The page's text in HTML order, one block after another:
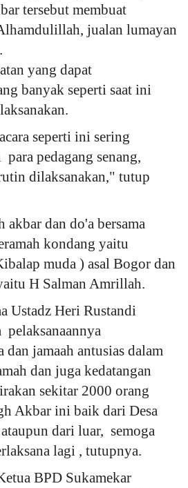
tersebut membuat
jualan lumayan
yang dapat
banyak seperti saat ini
seperti ini sering
pedagang senang,
dilaksanakan," tutup
akbar dan do'a bersama
kondang yaitu
muda ) asal Bogor dan
H Salman Amrillah.
Ustadz Heri Rustandi
pelaksanaannya
jamaah antusias dalam
dan juga kedatangan
sekitar 2000 orang
Akbar ini baik dari Desa
dari luar, semoga
lagi , tutupnya.
BPD Sukamekar